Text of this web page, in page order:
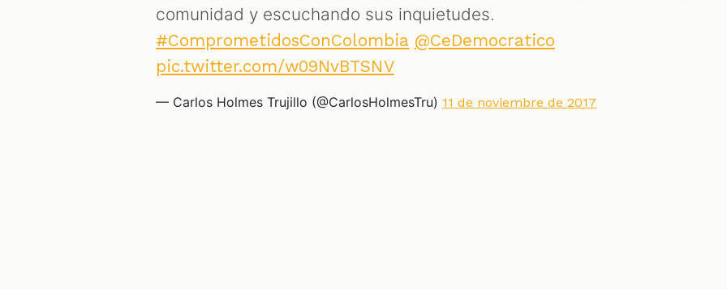
comunidad y escuchando sus inquietudes.
#ComprometidosConColombia @CeDemocratico
pic.twitter.com/w09NvBTSNV
— Carlos Holmes Trujillo (@CarlosHolmesTru) 11 de noviembre de 2017